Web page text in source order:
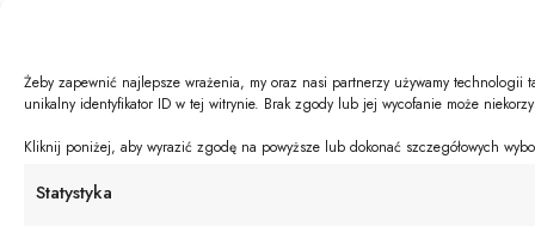
Żeby zapewnić najlepsze wrażenia, my oraz nasi partnerzy używamy
unikalny identyfikator ID w tej witrynie. Brak zgody lub jej wycofanie może
Kliknij poniżej, aby wyrazić zgodę na powyższe lub dokonać szczegółowych
Statystyka